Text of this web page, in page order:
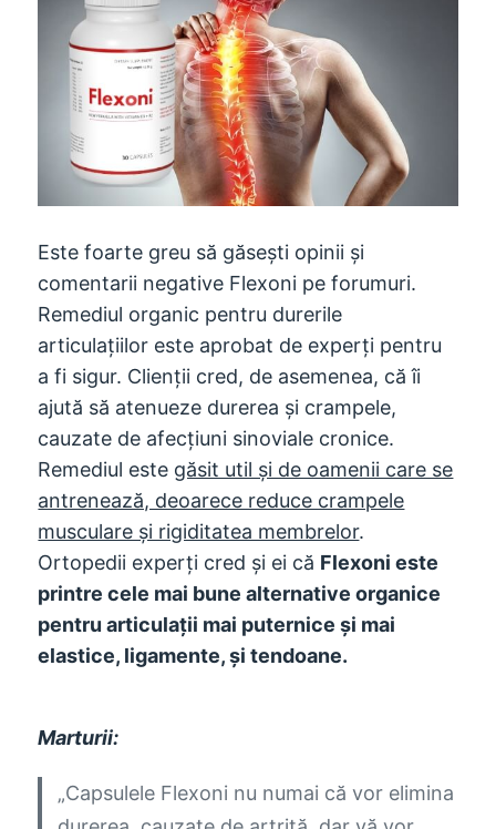
Este foarte greu să găsești opinii și
comentarii negative Flexoni pe forumuri.
Remediul organic pentru durerile
articulațiilor este aprobat de experți pentru
a fi sigur. Clienții cred, de asemenea, că îi
ajută să atenueze durerea și crampele,
cauzate de afecţiuni sinoviale cronice.
Remediul este găsit util și de oamenii care se
antrenează, deoarece reduce crampele
musculare și rigiditatea membrelor.
Ortopedii experți cred și ei că Flexoni este
printre cele mai bune alternative organice
pentru articulații mai puternice și mai
elastice, ligamente, și tendoane.
Marturii:
„Capsulele Flexoni nu numai că vor elimina